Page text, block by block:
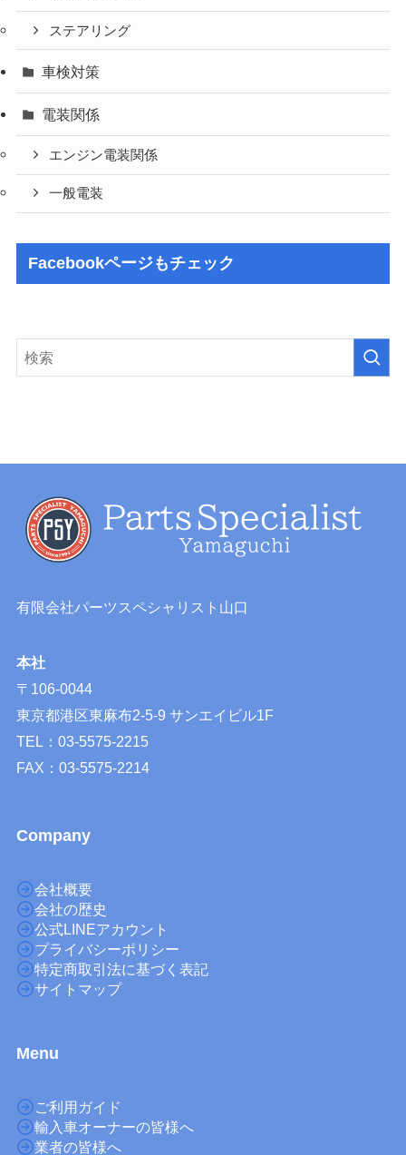
ステアリング
車検対策
電装関係
エンジン電装関係
一般電装
Facebookページもチェック
有限会社パーツスペシャリスト山口
本社
〒106-0044
東京都港区東麻布2-5-9 サンエイビル1F
TEL：03-5575-2215
FAX：03-5575-2214
Company
会社概要
会社の歴史
公式LINEアカウント
プライバシーポリシー
特定商取引法に基づく表記
サイトマップ
Menu
ご利用ガイド
輸入車オーナーの皆様へ
業者の皆様へ